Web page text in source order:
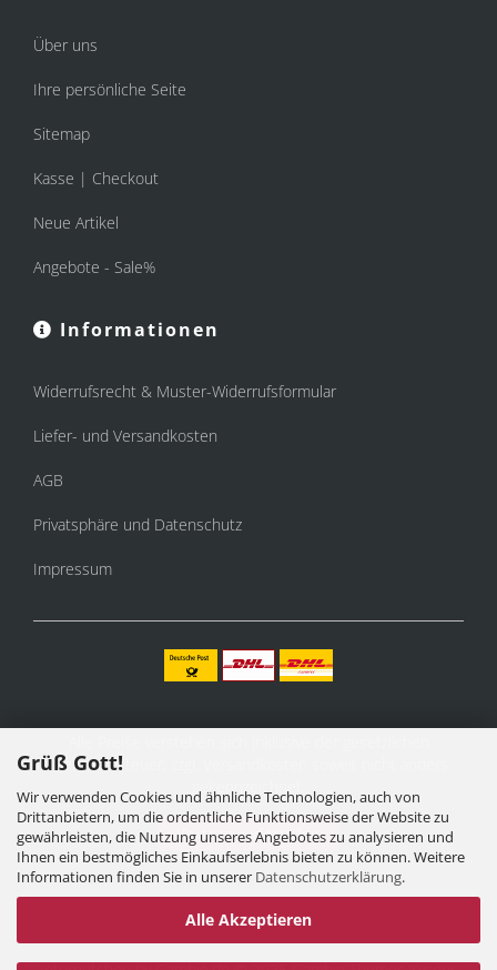
Grüß Gott!
Wir verwenden Cookies und ähnliche Technologien, auch von
Drittanbietern, um die ordentliche Funktionsweise der Website zu
gewährleisten, die Nutzung unseres Angebotes zu analysieren und
Ihnen ein bestmögliches Einkaufserlebnis bieten zu können. Weitere
Informationen finden Sie in unserer Datenschutzerklärung.
Alle Akzeptieren
Über uns
Ihre persönliche Seite
Sitemap
Kasse | Checkout
Neue Artikel
Angebote - Sale%
Informationen
Widerrufsrecht & Muster-Widerrufsformular
Liefer- und Versandkosten
AGB
Privatsphäre und Datenschutz
Impressum
Mehrwertsteuer, zzgl.
gekennzeichnet.
Vertrag widerrufen